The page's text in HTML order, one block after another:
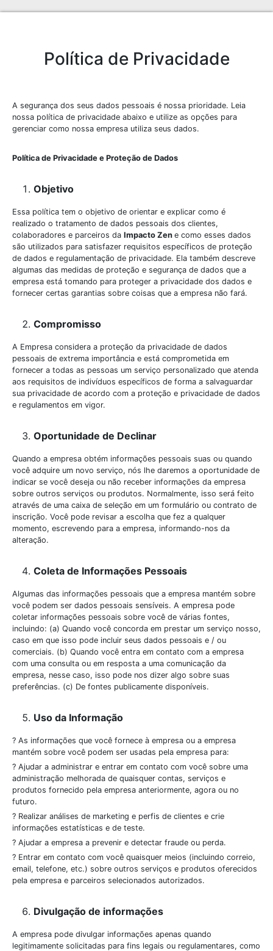
Política de Privacidade
A segurança dos seus dados pessoais é nossa prioridade. Leia
nossa política de privacidade abaixo e utilize as opções para
gerenciar como nossa empresa utiliza seus dados.
Política de Privacidade e Proteção de Dados
Objetivo
Essa política tem o objetivo de orientar e explicar como é
realizado o tratamento de dados pessoais dos clientes,
colaboradores e parceiros da Impacto Zen e como esses dados
são utilizados para satisfazer requisitos específicos de proteção
de dados e regulamentação de privacidade. Ela também descreve
algumas das medidas de proteção e segurança de dados que a
empresa está tomando para proteger a privacidade dos dados e
fornecer certas garantias sobre coisas que a empresa não fará.
Compromisso
A Empresa considera a proteção da privacidade de dados
pessoais de extrema importância e está comprometida em
fornecer a todas as pessoas um serviço personalizado que atenda
aos requisitos de indivíduos específicos de forma a salvaguardar
sua privacidade de acordo com a proteção e privacidade de dados
e regulamentos em vigor.
Oportunidade de Declinar
Quando a empresa obtém informações pessoais suas ou quando
você adquire um novo serviço, nós lhe daremos a oportunidade de
indicar se você deseja ou não receber informações da empresa
sobre outros serviços ou produtos. Normalmente, isso será feito
através de uma caixa de seleção em um formulário ou contrato de
inscrição. Você pode revisar a escolha que fez a qualquer
momento, escrevendo para a empresa, informando-nos da
alteração.
Coleta de Informações Pessoais
Algumas das informações pessoais que a empresa mantém sobre
você podem ser dados pessoais sensíveis. A empresa pode
coletar informações pessoais sobre você de várias fontes,
incluindo: (a) Quando você concorda em prestar um serviço nosso,
caso em que isso pode incluir seus dados pessoais e / ou
comerciais. (b) Quando você entra em contato com a empresa
com uma consulta ou em resposta a uma comunicação da
empresa, nesse caso, isso pode nos dizer algo sobre suas
preferências. (c) De fontes publicamente disponíveis.
Uso da Informação
? As informações que você fornece à empresa ou a empresa
mantém sobre você podem ser usadas pela empresa para:
? Ajudar a administrar e entrar em contato com você sobre uma
administração melhorada de quaisquer contas, serviços e
produtos fornecido pela empresa anteriormente, agora ou no
futuro.
? Realizar análises de marketing e perfis de clientes e crie
informações estatísticas e de teste.
? Ajudar a empresa a prevenir e detectar fraude ou perda.
? Entrar em contato com você quaisquer meios (incluindo correio,
email, telefone, etc.) sobre outros serviços e produtos oferecidos
pela empresa e parceiros selecionados autorizados.
Divulgação de informações
A empresa pode divulgar informações apenas quando
legitimamente solicitadas para fins legais ou regulamentares, como